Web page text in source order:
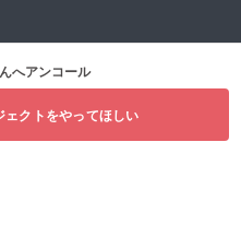
へアンコール
ェクトをやってほしい